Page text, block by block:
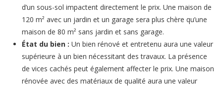
d’un sous-sol impactent directement le prix. Une maison de
120 m² avec un jardin et un garage sera plus chère qu’une
maison de 80 m² sans jardin et sans garage.
État du bien : Un bien rénové et entretenu aura une valeur
supérieure à un bien nécessitant des travaux. La présence
de vices cachés peut également affecter le prix. Une maison
rénovée avec des matériaux de qualité aura une valeur